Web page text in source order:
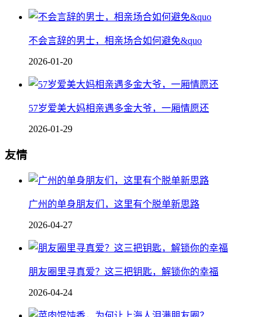
不会言辞的男士，相亲场合如何避免&quo
2026-01-20
57岁爱美大妈相亲遇多金大爷，一厢情愿还
2026-01-29
友情
广州的单身朋友们，这里有个脱单新思路
2026-04-27
朋友圈里寻真爱？这三把钥匙，解锁你的幸福
2026-04-24